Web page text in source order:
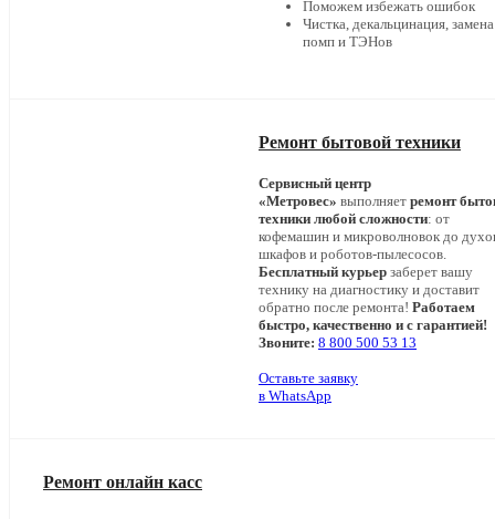
Поможем избежать ошибок
Чистка, декальцинация, замена
помп и ТЭНов
Ремонт бытовой техники
Сервисный центр
«Метровес» выполняет ремонт
техники любой сложности: от
кофемашин и микроволновок до
шкафов и роботов-пылесосов.
Бесплатный курьер заберет вашу
технику на диагностику и доставит
обратно после ремонта! Работаем
быстро, качественно и с гарантией!
Звоните: 8 800 500 53 13
Оставьте заявку
в WhatsApp
Ремонт онлайн касс